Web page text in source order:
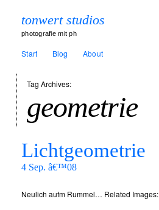
tonwert studios
photografie mit ph
Start Blog About
Tag Archives:
geometrie
Lichtgeometrie
4 Sep. â€™08
Neulich aufm Rummel… Related Images: